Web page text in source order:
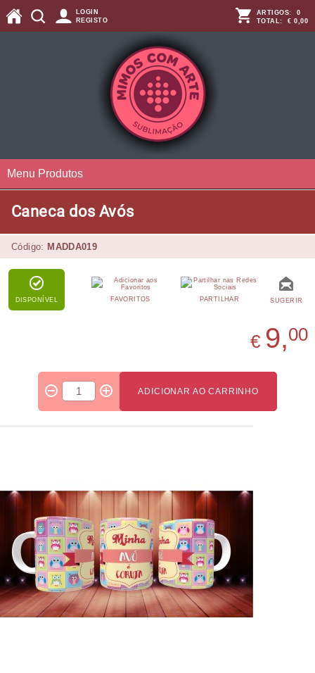
LOGIN
REGISTO
ARTIGOS: 0
TOTAL: € 0,00
Menu Produtos
Caneca dos Avós
Código: MADDA019
DISPONÍVEL SUGERIR
PARTILHAR
FAVORITOS
€ 9,00
ADICIONAR AO CARRINHO